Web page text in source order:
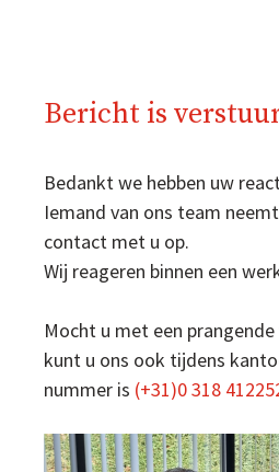
Bericht is
Bedankt we hebben uw
Iemand van ons team
contact met u op.
Wij reageren binnen een
Mocht u met een
kunt u ons ook tijdens
nummer is (+31)0 318